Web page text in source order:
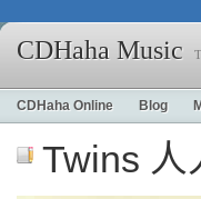
CDHaha Music
CDHaha Online Blog
Twins 人